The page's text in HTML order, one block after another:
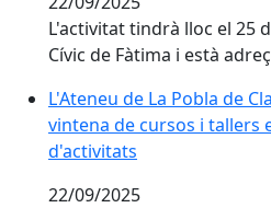
L'activitat tindrà lloc el 25
Cívic de Fàtima i està
L'Ateneu de La Pobla de
L'Ateneu de La Pobla de
vintena de cursos i tallers
d'activitats
22/09/2025